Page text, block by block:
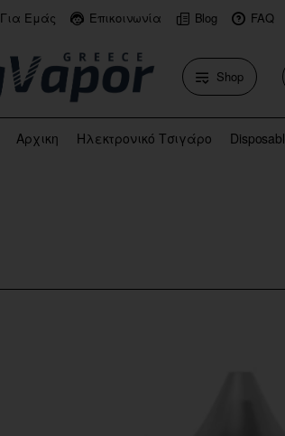
Για Εμάς Επικοινωνία Blog FAQ
Shop
Αρχικη Ηλεκτρονικό Τσιγάρο